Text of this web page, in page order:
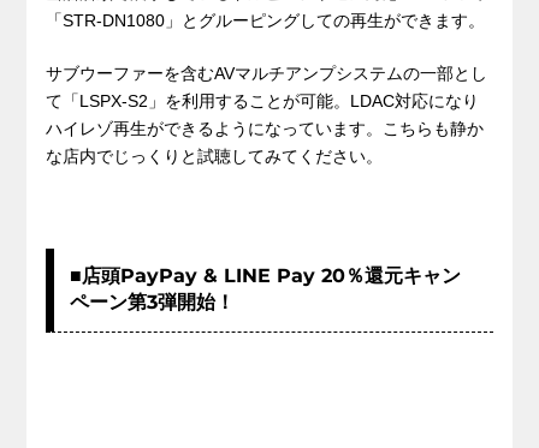
「STR-DN1080」とグルーピングしての再生ができます。
サブウーファーを含むAVマルチアンプシステムの一部とし
て「LSPX-S2」を利用することが可能。LDAC対応になり
ハイレゾ再生ができるようになっています。こちらも静か
な店内でじっくりと試聴してみてください。
■店頭PayPay & LINE Pay 20％還元キャン
ペーン第3弾開始！